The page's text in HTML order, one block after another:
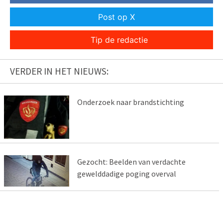
Post op X
Tip de redactie
VERDER IN HET NIEUWS:
Onderzoek naar brandstichting
Gezocht: Beelden van verdachte
gewelddadige poging overval